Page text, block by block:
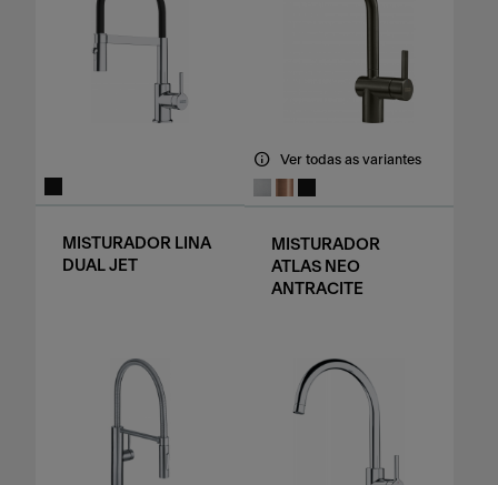
MISTURADOR LINA
DUAL JET
Ver todas as variantes
MISTURADOR
ATLAS NEO
ANTRACITE